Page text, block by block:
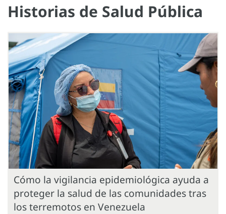
Historias de Salud Pública
Cómo la vigilancia epidemiológica ayuda a
proteger la salud de las comunidades tras
los terremotos en Venezuela